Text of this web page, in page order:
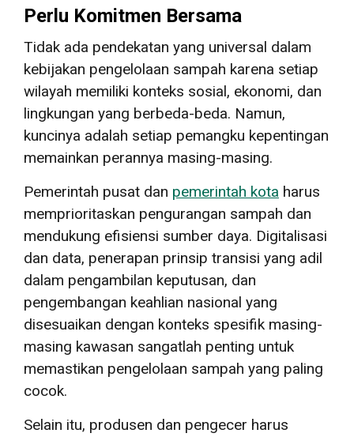
Perlu Komitmen Bersama
Tidak ada pendekatan yang universal dalam
kebijakan pengelolaan sampah karena setiap
wilayah memiliki konteks sosial, ekonomi, dan
lingkungan yang berbeda-beda. Namun,
kuncinya adalah setiap pemangku kepentingan
memainkan perannya masing-masing.
Pemerintah pusat dan pemerintah kota harus
memprioritaskan pengurangan sampah dan
mendukung efisiensi sumber daya. Digitalisasi
dan data, penerapan prinsip transisi yang adil
dalam pengambilan keputusan, dan
pengembangan keahlian nasional yang
disesuaikan dengan konteks spesifik masing-
masing kawasan sangatlah penting untuk
memastikan pengelolaan sampah yang paling
cocok.
Selain itu, produsen dan pengecer harus